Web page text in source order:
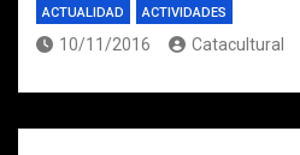
ACTUALIDAD ACTIVIDADES
10/11/2016 Catacultural